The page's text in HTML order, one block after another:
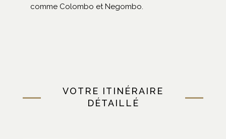
comme Colombo et Negombo.
VOTRE ITINÉRAIRE
DÉTAILLÉ